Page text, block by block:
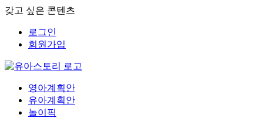
갖고 싶은 콘텐츠
로그인
회원가입
영아계획안
유아계획안
놀이픽